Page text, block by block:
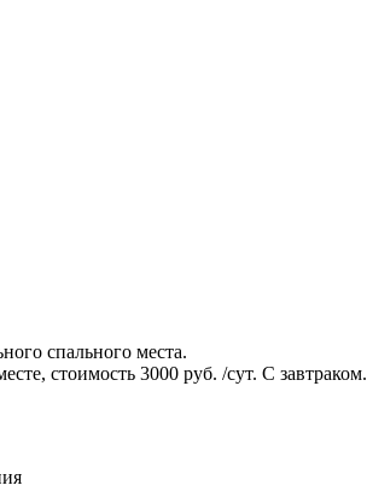
спального места.
стоимость 3000 руб. /сут. С завтраком.